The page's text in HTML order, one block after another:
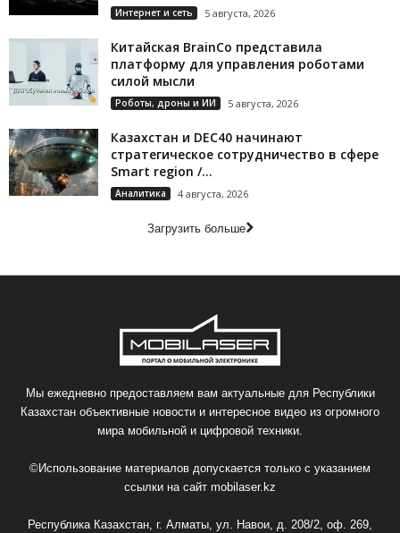
Интернет и сеть 5 августа, 2026
Китайская BrainCo представила
платформу для управления роботами
силой мысли
Роботы, дроны и ИИ 5 августа, 2026
Казахстан и DEC40 начинают
стратегическое сотрудничество в сфере
Smart region /...
Аналитика 4 августа, 2026
Загрузить больше
Мы ежедневно предоставляем вам актуальные для Республики
Казахстан объективные новости и интересное видео из огромного
мира мобильной и цифровой техники.
©Использование материалов допускается только с указанием
ссылки на сайт mobilaser.kz
Республика Казахстан, г. Алматы, ул. Навои, д. 208/2, оф. 269,